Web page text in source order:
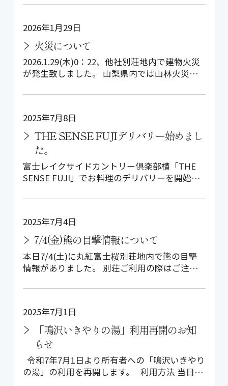
2026年1月29日
火災について
2026.1.29(木)0：22、他社別荘地内で建物火災
が発生致しました。 山梨県内では山林火災も
2025年7月8日
THE SENSE FUJIデリバリー始めまし
た。
富士レイクサイドカントリー倶楽部横「THE
SENSE FUJI」でお料理のデリバリーを開始い
2025年7月4日
7/4(金)熊の目撃情報について
本日7/4(土)に丸紅富士桜別荘地内で熊の目撃
情報がありました。 別荘ご利用の際はご注意
2025年7月1日
「鳴沢いきやりの湯」利用再開のお知
らせ
令和7年7月1日より所有者への「鳴沢いきやり
の湯」の利用を再開します。 利用方法 当日